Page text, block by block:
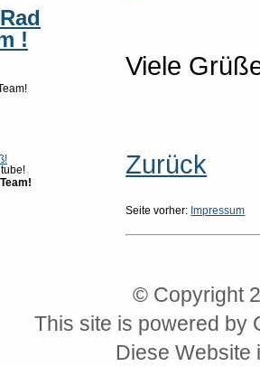
!
Viele
Zurück
Seite vorher: Impressum
© Copyright
This site is powered by
Diese Website